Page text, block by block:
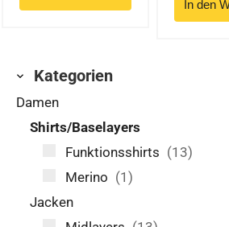
Kategorien
Damen
Shirts/Baselayers
Funktionsshirts (13)
Merino (1)
Jacken